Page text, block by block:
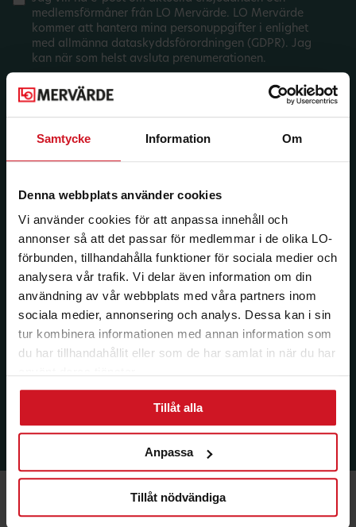
Samtycke Information Om
Denna webbplats använder cookies
Vi använder cookies för att anpassa innehåll och
annonser så att det passar för medlemmar i de olika LO-
förbunden, tillhandahålla funktioner för sociala medier och
analysera vår trafik. Vi delar även information om din
användning av vår webbplats med våra partners inom
sociala medier, annonsering och analys. Dessa kan i sin
tur kombinera informationen med annan information som
du har tillhandahållit eller som de har samlat in när du har
Tillåt alla
Anpassa
Tillåt nödvändiga
medlemsförmåner från LO Mervärde. LO Mervärde
kommer att hantera mina personuppgifter i enlighet
med allmänna dataskyddsförordningen (GDPR). Jag
kan när som helst avsluta prenumerationen.